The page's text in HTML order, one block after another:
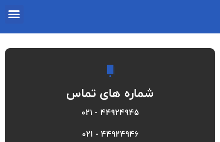
شماره های تماس
44924945 - 021
44924946 - 021